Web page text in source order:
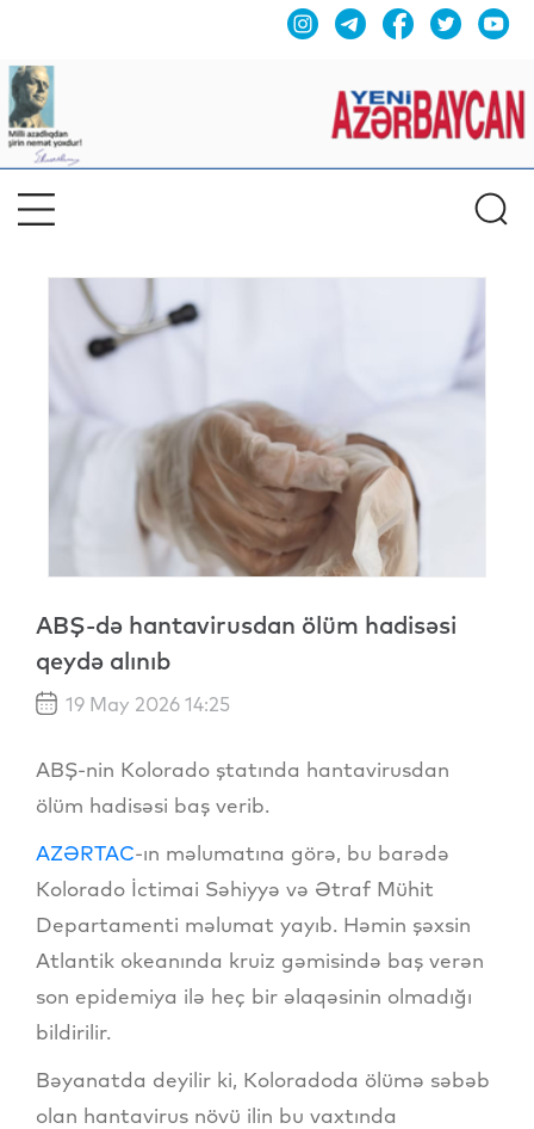
ABŞ-də hantavirusdan ölüm hadisəsi
qeydə alınıb
19 May 2026 14:25
ABŞ-nin Kolorado ştatında hantavirusdan
ölüm hadisəsi baş verib.
AZƏRTAC-ın məlumatına görə, bu barədə
Kolorado İctimai Səhiyyə və Ətraf Mühit
Departamenti məlumat yayıb. Həmin şəxsin
Atlantik okeanında kruiz gəmisində baş verən
son epidemiya ilə heç bir əlaqəsinin olmadığı
bildirilir.
Bəyanatda deyilir ki, Koloradoda ölümə səbəb
olan hantavirus növü ilin bu vaxtında